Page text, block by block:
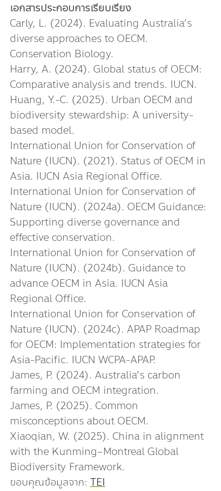
เอกสารประกอบการเรียบเรียง
Carly, L. (2024). Evaluating Australia’s
diverse approaches to OECM.
Conservation Biology.
Harry, A. (2024). Global status of OECM:
Comparative analysis and trends. IUCN.
Huang, Y.-C. (2025). Urban OECM and
biodiversity stewardship: A university-
based model.
International Union for Conservation of
Nature (IUCN). (2021). Status of OECM in
Asia. IUCN Asia Regional Office.
International Union for Conservation of
Nature (IUCN). (2024a). OECM Guidance:
Supporting diverse governance and
effective conservation.
International Union for Conservation of
Nature (IUCN). (2024b). Guidance to
advance OECM in Asia. IUCN Asia
Regional Office.
International Union for Conservation of
Nature (IUCN). (2024c). APAP Roadmap
for OECM: Implementation strategies for
Asia-Pacific. IUCN WCPA-APAP.
James, P. (2024). Australia’s carbon
farming and OECM integration.
James, P. (2025). Common
misconceptions about OECM.
Xiaoqian, W. (2025). China in alignment
with the Kunming–Montreal Global
Biodiversity Framework.
ขอบคุณข้อมูลจาก: TEI